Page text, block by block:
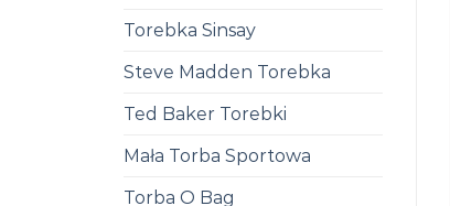
Torebka Sinsay
Steve Madden Torebka
Ted Baker Torebki
Mała Torba Sportowa
Torba O Bag